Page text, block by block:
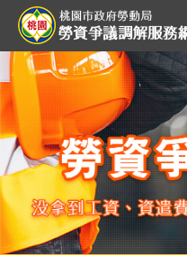
主
要
內
容